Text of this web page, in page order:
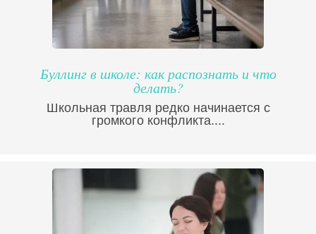
Буллинг в школе: как распознать и что
делать?
Школьная травля редко начинается с
громкого конфликта....